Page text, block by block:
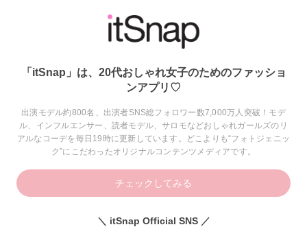
「itSnap」は、20代おしゃれ女子のためのファッショ
ンアプリ♡
出演モデル約800名、出演者SNS総フォロワー数7,000万人突破！モデ
ル、インフルエンサー、読者モデル、サロモなどおしゃれガールズのリ
アルなコーデを毎日19時に更新しています。どこよりも“フォトジェニッ
ク”にこだわったオリジナルコンテンツメディアです。
チェックしてみる
＼ itSnap Official SNS ／